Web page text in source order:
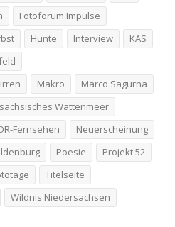
Fotoforum Impulse
Hunte Interview
KAS
Makro
Marco Sagurna
Wattenmeer
Fernsehen
Neuerscheinung
Poesie
Projekt 52
Titelseite
Wildnis Niedersachsen